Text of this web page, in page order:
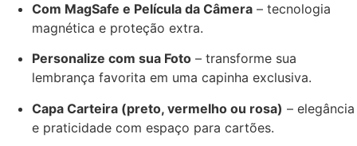
Com MagSafe e Película da Câmera – tecnologia
magnética e proteção extra.
Personalize com sua Foto – transforme sua
lembrança favorita em uma capinha exclusiva.
Capa Carteira (preto, vermelho ou rosa) – elegância
e praticidade com espaço para cartões.